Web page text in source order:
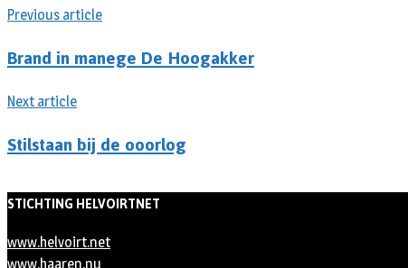
Previous article
Brand in manege De Hoogakker
Next article
Stilstaan bij de ooorlog
STICHTING HELVOIRTNET
www.helvoirt.net
www.haaren.nu